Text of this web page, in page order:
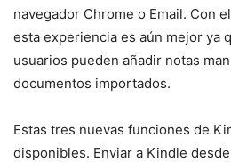
navegador Chrome o Email. Con
esta experiencia es aún mejor ya
usuarios pueden añadir notas
documentos importados.
Estas tres nuevas funciones de
disponibles. Enviar a Kindle